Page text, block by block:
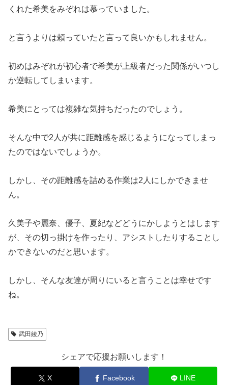
くれた希美をみぞれは慕っていました。
と言うよりは頼っていたと言って良いかもしれません。
初めはみぞれが初心者で希美が上級者だった関係がいつし
か逆転してしまいます。
希美にとっては複雑な気持ちだったのでしょう。
そんな中で2人が共に距離感を感じるようになってしまっ
たのではないでしょうか。
しかし、その距離感を詰める作業は2人にしかできませ
ん。
久美子や麗奈、優子、夏紀などどうにかしようとはします
が、その切っ掛けを作ったり、アシストしたりすることし
かできないのだと思います。
しかし、そんな友達が周りにいると言うことは幸せです
ね。
武田綾乃
シェアで応援お願いします！
X Facebook LINE